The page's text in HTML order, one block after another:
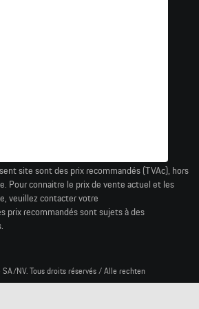
site sont des prix recommandés (TVAc), hors
Pour connaitre le prix de vente actuel et les
veuillez contacter votre
prix recommandés sont sujets à des
NV. Tous droits réservés / Alle rechten